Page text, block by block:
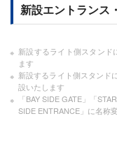
新設エントランス
新設するライト側スタンド
ます
新設するライト側スタンド
設いたします
「BAY SIDE GATE」「
SIDE ENTRANCE」に名称